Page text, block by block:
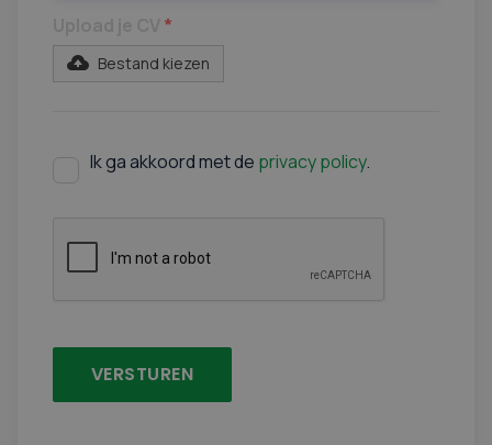
*
Bestand kiezen
Ik ga akkoord met de privacy policy.